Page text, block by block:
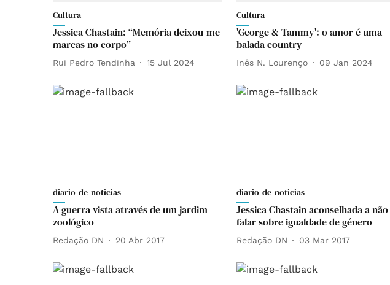
Cultura
Jessica Chastain: “Memória deixou-me
marcas no corpo”
Rui Pedro Tendinha 15 Jul 2024
Cultura
'George & Tammy': o amor é uma
balada country
Inês N. Lourenço 09 Jan 2024
diario-de-noticias
A guerra vista através de um jardim
zoológico
Redação DN 20 Abr 2017
diario-de-noticias
Jessica Chastain aconselhada a não
falar sobre igualdade de género
Redação DN 03 Mar 2017